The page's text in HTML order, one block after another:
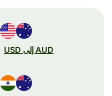
AUD إلى USD